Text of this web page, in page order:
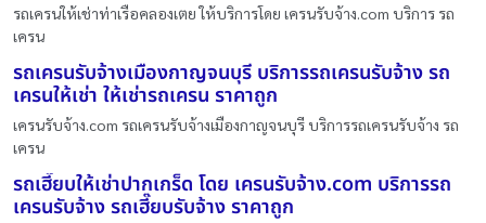
รถเครนให้เช่าท่าเรือคลองเตย ให้บริการโดย เครนรับจ้าง.com บริการ รถ
เครน
รถเครนรับจ้างเมืองกาญจนบุรี บริการรถเครนรับจ้าง รถ
เครนให้เช่า ให้เช่ารถเครน ราคาถูก
เครนรับจ้าง.com รถเครนรับจ้างเมืองกาญจนบุรี บริการรถเครนรับจ้าง รถ
เครน
รถเฮี๊ยบให้เช่าปากเกร็ด โดย เครนรับจ้าง.com บริการรถ
เครนรับจ้าง รถเฮี๊ยบรับจ้าง ราคาถูก